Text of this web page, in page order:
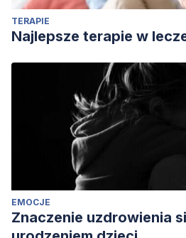
Psicodebate. Psicología, Cultura
[fecha de consulta 29 de julio de
https://dialnet.unirioja.es/servlet/
TERAPIE
Najlepsze terapie w
EMOCJE
Znaczenie uzdrowienia